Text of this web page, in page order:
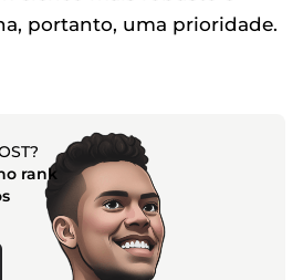
portanto, uma prioridade.
rank